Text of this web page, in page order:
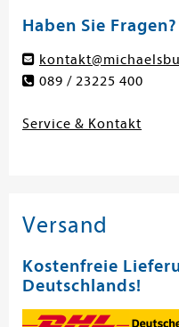
Haben Sie Fragen?
089 / 23225 400
Service & Kontakt
Versand
Kostenfreie
Deutschlands!